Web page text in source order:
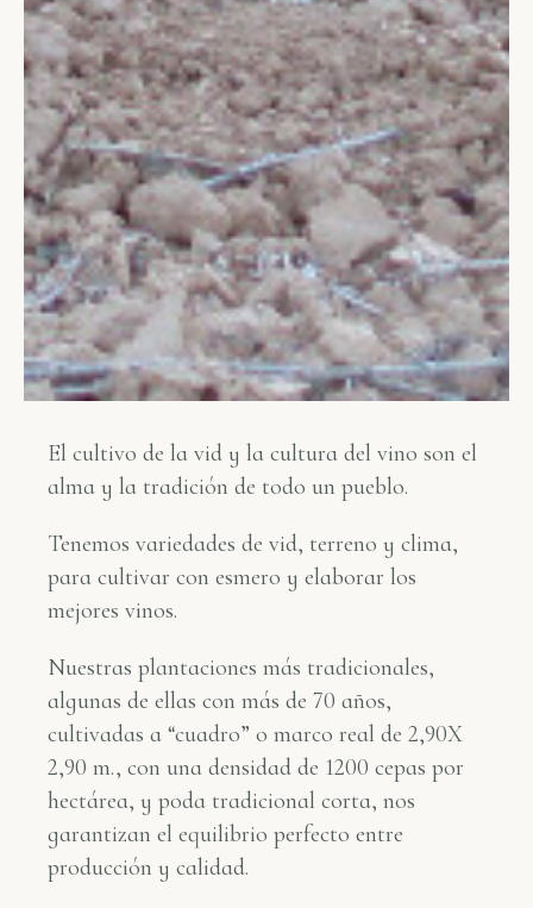
El cultivo de la vid y la cultura del vino son el
alma y la tradición de todo un pueblo.
Tenemos variedades de vid, terreno y clima,
para cultivar con esmero y elaborar los
mejores vinos.
Nuestras plantaciones más tradicionales,
algunas de ellas con más de 70 años,
cultivadas a “cuadro” o marco real de 2,90X
2,90 m., con una densidad de 1200 cepas por
hectárea, y poda tradicional corta, nos
garantizan el equilibrio perfecto entre
producción y calidad.